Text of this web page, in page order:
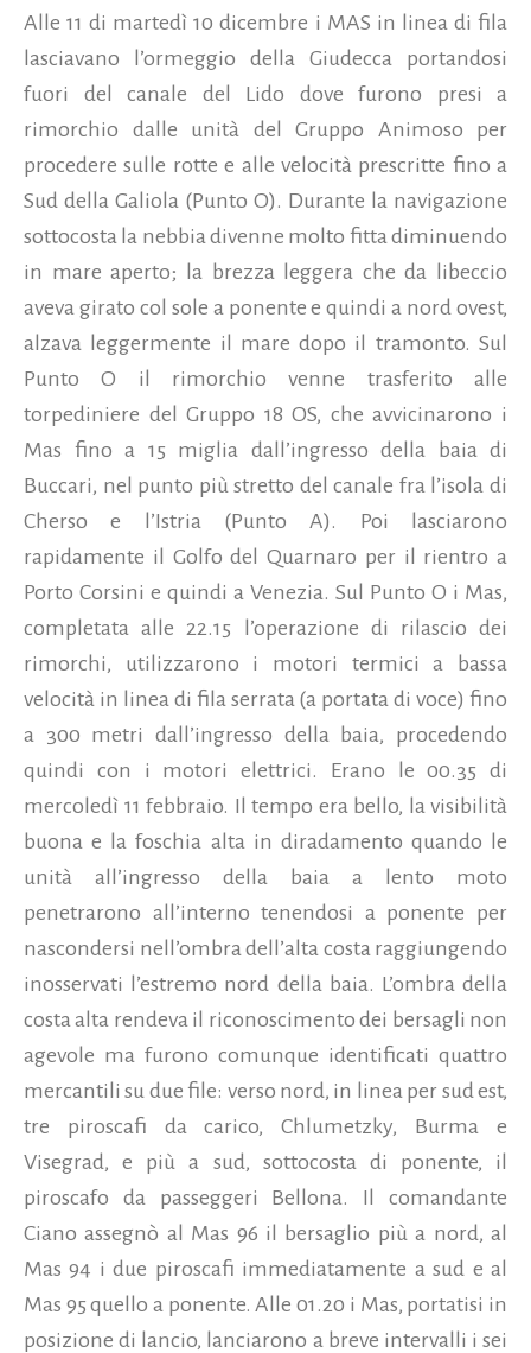
Alle 11 di martedì 10 dicembre i MAS in linea di fila
lasciavano l’ormeggio della Giudecca portandosi
fuori del canale del Lido dove furono presi a
rimorchio dalle unità del Gruppo Animoso per
procedere sulle rotte e alle velocità prescritte fino a
Sud della Galiola (Punto O). Durante la navigazione
sottocosta la nebbia divenne molto fitta diminuendo
in mare aperto; la brezza leggera che da libeccio
aveva girato col sole a ponente e quindi a nord ovest,
alzava leggermente il mare dopo il tramonto. Sul
Punto O il rimorchio venne trasferito alle
torpediniere del Gruppo 18 OS, che avvicinarono i
Mas fino a 15 miglia dall’ingresso della baia di
Buccari, nel punto più stretto del canale fra l’isola di
Cherso e l’Istria (Punto A). Poi lasciarono
rapidamente il Golfo del Quarnaro per il rientro a
Porto Corsini e quindi a Venezia. Sul Punto O i Mas,
completata alle 22.15 l’operazione di rilascio dei
rimorchi, utilizzarono i motori termici a bassa
velocità in linea di fila serrata (a portata di voce) fino
a 300 metri dall’ingresso della baia, procedendo
quindi con i motori elettrici. Erano le 00.35 di
mercoledì 11 febbraio. Il tempo era bello, la visibilità
buona e la foschia alta in diradamento quando le
unità all’ingresso della baia a lento moto
penetrarono all’interno tenendosi a ponente per
nascondersi nell’ombra dell’alta costa raggiungendo
inosservati l’estremo nord della baia. L’ombra della
costa alta rendeva il riconoscimento dei bersagli non
agevole ma furono comunque identificati quattro
mercantili su due file: verso nord, in linea per sud est,
tre piroscafi da carico, Chlumetzky, Burma e
Visegrad, e più a sud, sottocosta di ponente, il
piroscafo da passeggeri Bellona. Il comandante
Ciano assegnò al Mas 96 il bersaglio più a nord, al
Mas 94 i due piroscafi immediatamente a sud e al
Mas 95 quello a ponente. Alle 01.20 i Mas, portatisi in
posizione di lancio, lanciarono a breve intervalli i sei